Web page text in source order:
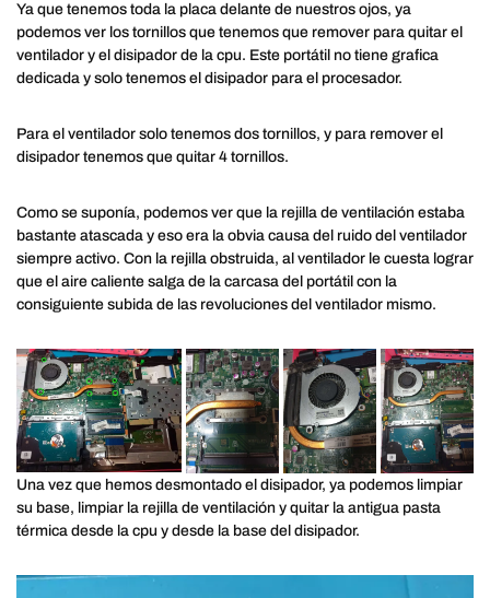
Ya que tenemos toda la placa delante de nuestros ojos, ya
podemos ver los tornillos que tenemos que remover para quitar el
ventilador y el disipador de la cpu. Este portátil no tiene grafica
dedicada y solo tenemos el disipador para el procesador.
Para el ventilador solo tenemos dos tornillos, y para remover el
disipador tenemos que quitar 4 tornillos.
Como se suponía, podemos ver que la rejilla de ventilación estaba
bastante atascada y eso era la obvia causa del ruido del ventilador
siempre activo. Con la rejilla obstruida, al ventilador le cuesta lograr
que el aire caliente salga de la carcasa del portátil con la
consiguiente subida de las revoluciones del ventilador mismo.
Una vez que hemos desmontado el disipador, ya podemos limpiar
su base, limpiar la rejilla de ventilación y quitar la antigua pasta
térmica desde la cpu y desde la base del disipador.